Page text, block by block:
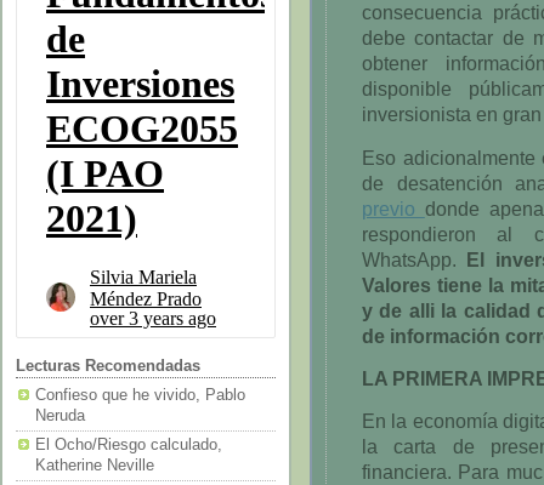
Lecturas Recomendadas
Confieso que he vivido, Pablo
Neruda
El Ocho/Riesgo calculado,
Katherine Neville
consecuencia
debe contactar de
obtener
disponible
inversionista en
Eso
de desatención
previo donde
respondieron al
WhatsApp. El
Valores tiene la
y de alli la calidad
de información
LA PRIMERA
En la economía
la carta de
financiera. Para